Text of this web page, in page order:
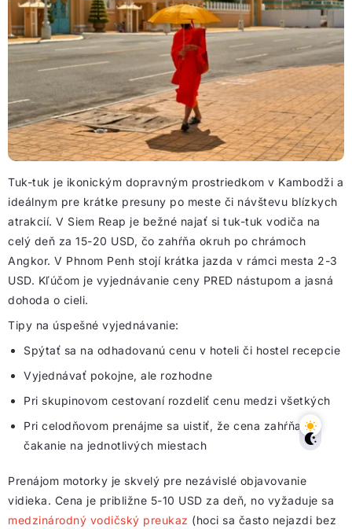
Tuk-tuk je ikonickým dopravným prostriedkom v Kambodži a
ideálnym pre krátke presuny po meste či návštevu blízkych
atrakcií. V Siem Reap je bežné najať si tuk-tuk vodiča na
celý deň za 15-20 USD, čo zahŕňa okruh po chrámoch
Angkor. V Phnom Penh stojí krátka jazda v rámci mesta 2-3
USD. Kľúčom je vyjednávanie ceny PRED nástupom a jasná
dohoda o cieli.
Tipy na úspešné vyjednávanie:
Spýtať sa na odhadovanú cenu v hoteli či hostel recepcie
Vyjednávať pokojne, ale rozhodne
Pri skupinovom cestovaní rozdeliť cenu medzi všetkých
Pri celodňovom prenájme sa uistiť, že cena zahŕňa
čakanie na jednotlivých miestach
Prenájom motorky je skvelý pre nezávislé objavovanie
vidieka. Cena je približne 5-10 USD za deň, no vyžaduje sa
medzinárodný vodičský preukaz (hoci sa často nejazdi bez